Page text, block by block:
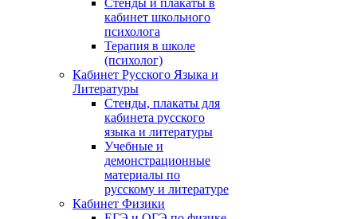
Стенды и плакаты в
кабинет школьного
психолога
Терапия в школе
(психолог)
Кабинет Русского Языка и
Литературы
Стенды, плакаты для
кабинета русского
языка и литературы
Учебные и
демонстрационные
материалы по
русскому и литературе
Кабинет Физики